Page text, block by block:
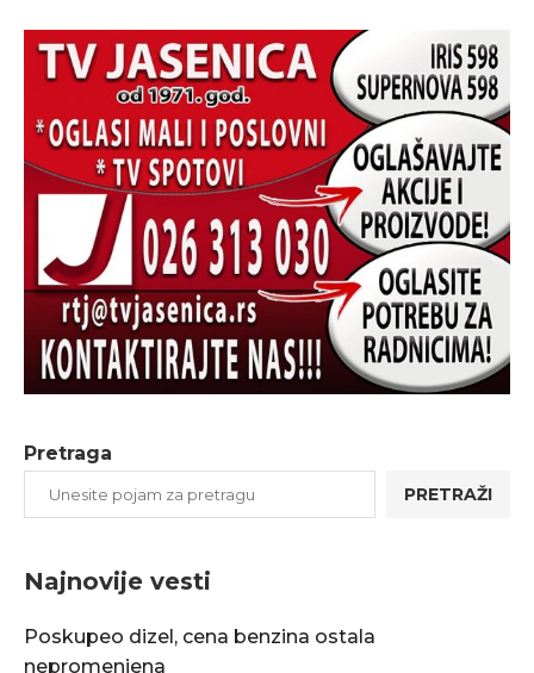
Pretraga
PRETRAŽI
Najnovije vesti
Poskupeo dizel, cena benzina ostala
nepromenjena